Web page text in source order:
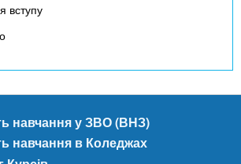
вступу
навчання у ЗВО (ВНЗ)
навчання в Коледжах